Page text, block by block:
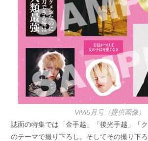
ViVi5月号（提供画像）
誌面の特集では「金手越」「後光手越」「
のテーマで撮り下ろし。そしてその撮り下